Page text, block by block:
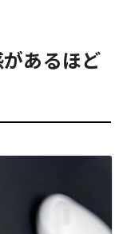
あるほど